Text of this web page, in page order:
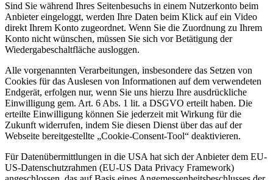
Sind Sie während Ihres Seitenbesuchs in einem Nutzerkonto beim
Anbieter eingeloggt, werden Ihre Daten beim Klick auf ein Video
direkt Ihrem Konto zugeordnet. Wenn Sie die Zuordnung zu Ihrem
Konto nicht wünschen, müssen Sie sich vor Betätigung der
Wiedergabeschaltfläche ausloggen.
Alle vorgenannten Verarbeitungen, insbesondere das Setzen von
Cookies für das Auslesen von Informationen auf dem verwendeten
Endgerät, erfolgen nur, wenn Sie uns hierzu Ihre ausdrückliche
Einwilligung gem. Art. 6 Abs. 1 lit. a DSGVO erteilt haben. Die
erteilte Einwilligung können Sie jederzeit mit Wirkung für die
Zukunft widerrufen, indem Sie diesen Dienst über das auf der
Webseite bereitgestellte „Cookie-Consent-Tool“ deaktivieren.
Für Datenübermittlungen in die USA hat sich der Anbieter dem EU-
US-Datenschutzrahmen (EU-US Data Privacy Framework)